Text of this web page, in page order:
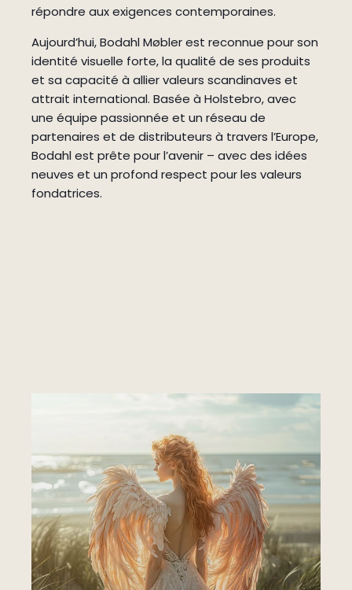
répondre aux exigences contemporaines.
Aujourd’hui, Bodahl Møbler est reconnue pour son
identité visuelle forte, la qualité de ses produits
et sa capacité à allier valeurs scandinaves et
attrait international. Basée à Holstebro, avec
une équipe passionnée et un réseau de
partenaires et de distributeurs à travers l’Europe,
Bodahl est prête pour l’avenir – avec des idées
neuves et un profond respect pour les valeurs
fondatrices.